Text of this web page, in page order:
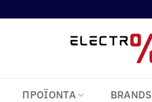
ΠΡΟΪΟΝΤΑ BRANDS